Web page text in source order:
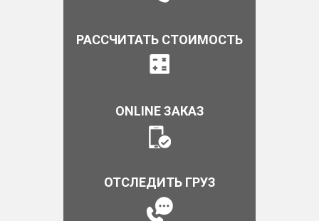
РАССЧИТАТЬ СТОИМОСТЬ
ONLINE ЗАКАЗ
ОТСЛЕДИТЬ ГРУЗ